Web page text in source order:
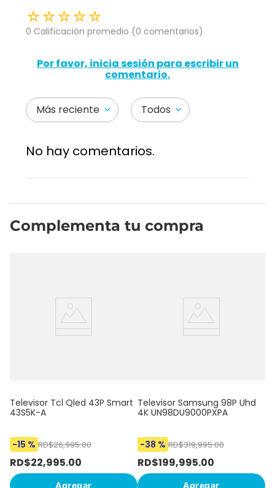
Entradas HDMI
☆☆☆☆☆
0 Calificación promedio (0 comentarios)
Por favor, inicia sesión para escribir un
comentario.
Más reciente Todos
No hay comentarios.
Complementa tu compra
Televisor Tcl Qled 43P Smart
43S5K-A
-15 % RD$26,995.00
RD$22,995.00
Agregar
Televisor Samsung 98P Uhd
4K UN98DU9000PXPA
-38 % RD$319,995.00
RD$199,995.00
Agregar